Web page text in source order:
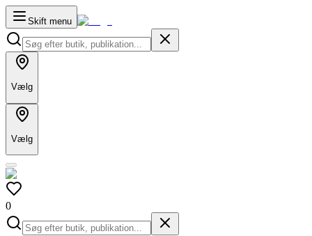
Skift menu
Vælg
Vælg
0